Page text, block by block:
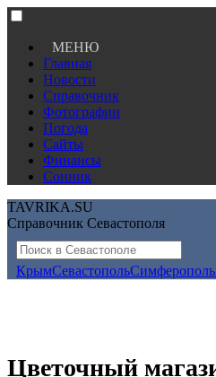
МЕНЮ
Главная
Новости
Справочник
Фотографии
Погода
Сайты
Финансы
Сонник
TAVRIKA.SU
Справочник Севастополя
КрымСевастопольСимферополь
Цветочный